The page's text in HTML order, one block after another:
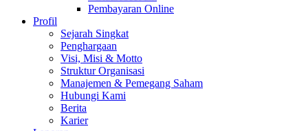
Pembayaran Online
Profil
Sejarah Singkat
Penghargaan
Visi, Misi & Motto
Struktur Organisasi
Manajemen & Pemegang Saham
Hubungi Kami
Berita
Karier